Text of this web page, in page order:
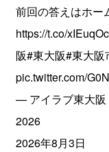
前回の答えはホー
https://t.co/
阪#東大阪#東大阪
pic.twitter.com/
— アイラブ東大
2026
2026年8月3日